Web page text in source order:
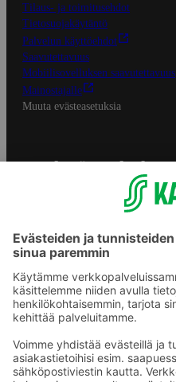
Tilaus- ja toimitusehdot
Tietosuojakäytäntö
Palvelun käyttöehdot
Saavutettavuus
Mobiilisovelluksen saavutettavuus
Mainostajalle
Muuta evästeasetuksia
S-ryhmän palvelut
Asiakasomistajuus
Yhteishyvä Ruoka -sovellus
Prisma.fi
Sokos.fi
S-Pankki
Sokos Hotels
Raflaamo